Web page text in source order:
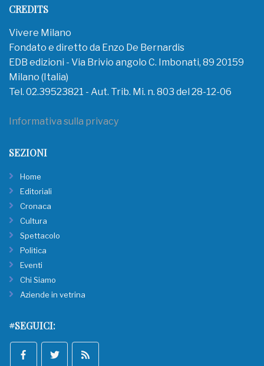
CREDITS
Vivere Milano
Fondato e diretto da Enzo De Bernardis
EDB edizioni - Via Brivio angolo C. Imbonati, 89 20159
Milano (Italia)
Tel. 02.39523821 - Aut. Trib. Mi. n. 803 del 28-12-06
Informativa sulla privacy
SEZIONI
Home
Editoriali
Cronaca
Cultura
Spettacolo
Politica
Eventi
Chi Siamo
Aziende in vetrina
#SEGUICI: